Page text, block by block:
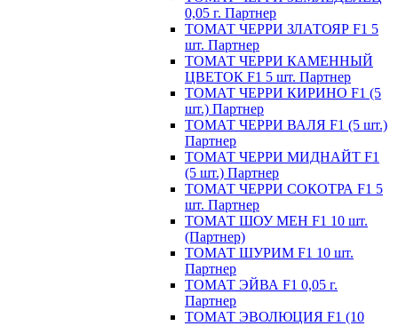
0,05 г. Партнер
ТОМАТ ЧЕРРИ ЗЛАТОЯР F1 5
шт. Партнер
ТОМАТ ЧЕРРИ КАМЕННЫЙ
ЦВЕТОК F1 5 шт. Партнер
ТОМАТ ЧЕРРИ КИРИНО F1 (5
шт.) Партнер
ТОМАТ ЧЕРРИ ВАЛЯ F1 (5 шт.)
Партнер
ТОМАТ ЧЕРРИ МИДНАЙТ F1
(5 шт.) Партнер
ТОМАТ ЧЕРРИ СОКОТРА F1 5
шт. Партнер
ТОМАТ ШОУ МЕН F1 10 шт.
(Партнер)
ТОМАТ ШУРИМ F1 10 шт.
Партнер
ТОМАТ ЭЙВА F1 0,05 г.
Партнер
ТОМАТ ЭВОЛЮЦИЯ F1 (10